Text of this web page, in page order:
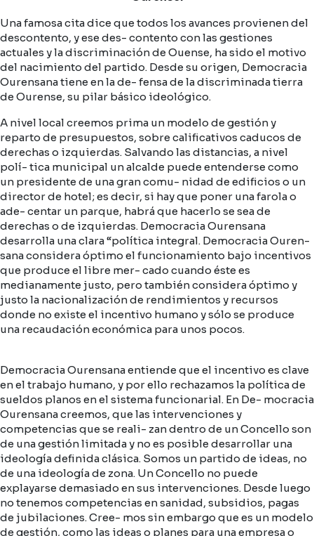
Una famosa cita dice que todos los avances provienen del
descontento, y ese des- contento con las gestiones
actuales y la discriminación de Ouense, ha sido el motivo
del nacimiento del partido. Desde su origen, Democracia
Ourensana tiene en la de- fensa de la discriminada tierra
de Ourense, su pilar básico ideológico.
A nivel local creemos prima un modelo de gestión y
reparto de presupuestos, sobre calificativos caducos de
derechas o izquierdas. Salvando las distancias, a nivel
polí- tica municipal un alcalde puede entenderse como
un presidente de una gran comu- nidad de edificios o un
director de hotel; es decir, si hay que poner una farola o
ade- centar un parque, habrá que hacerlo se sea de
derechas o de izquierdas. Democracia Ourensana
desarrolla una clara “política integral. Democracia Ouren-
sana considera óptimo el funcionamiento bajo incentivos
que produce el libre mer- cado cuando éste es
medianamente justo, pero también considera óptimo y
justo la nacionalización de rendimientos y recursos
donde no existe el incentivo humano y sólo se produce
una recaudación económica para unos pocos.
Democracia Ourensana entiende que el incentivo es clave
en el trabajo humano, y por ello rechazamos la política de
sueldos planos en el sistema funcionarial. En De- mocracia
Ourensana creemos, que las intervenciones y
competencias que se reali- zan dentro de un Concello son
de una gestión limitada y no es posible desarrollar una
ideología definida clásica. Somos un partido de ideas, no
de una ideología de zona. Un Concello no puede
explayarse demasiado en sus intervenciones. Desde luego
no tenemos competencias en sanidad, subsidios, pagas
de jubilaciones. Cree- mos sin embargo que es un modelo
de gestión, como las ideas o planes para una empresa o